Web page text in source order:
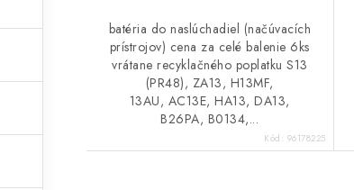
batéria do naslúchadiel (načúvacích
prístrojov) cena za celé balenie 6ks
vrátane recyklačného poplatku S13
(PR48), ZA13, H13MF,
13AU, AC13E, HA13, DA13,
B26PA, B0134,...
Kód: 96178225